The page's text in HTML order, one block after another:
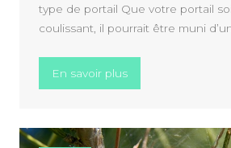
type de portail Que votre portail
coulissant, il pourrait être muni
En savoir plus« Motoriser son